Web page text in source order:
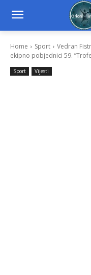
Home Sport
Vedran
ekipno pobjednici 59.
Sport Vijesti